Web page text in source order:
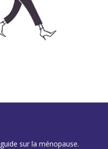
guide sur la ménopause.